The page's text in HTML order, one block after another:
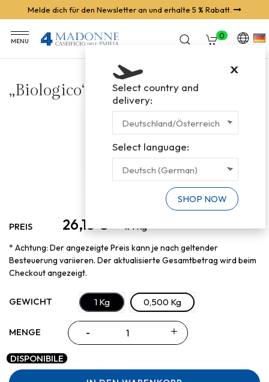
Melde dich für den Newsletter an und erhalte 5 % Rabatt.
MENU
0
X
Select country and
delivery:
Select language:
SHOP NOW
„Biologico“, 24 Monate gereift
PREIS 26,13 € x 1 Kg
* Achtung: Der angezeigte Preis kann je nach geltender
Besteuerung variieren. Der aktualisierte Gesamtbetrag wird beim
Checkout angezeigt.
GEWICHT 1 Kg 0,500 Kg
MENGE
DISPONIBILE